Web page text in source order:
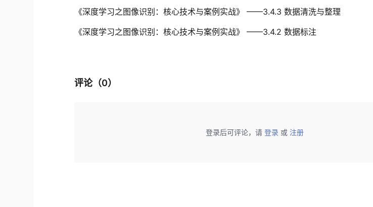
《深度学习之图像识别：核心技术与案例实战》 ——3.4.3 数据清洗与整理
《深度学习之图像识别：核心技术与案例实战》 ——3.4.2 数据标注
评论（0）
登录后可评论，请 登录 或 注册